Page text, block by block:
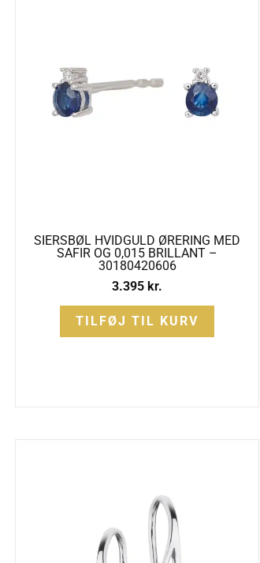
SIERSBØL HVIDGULD ØRERING MED
SAFIR OG 0,015 BRILLANT –
30180420606
3.395 kr.
TILFØJ TIL KURV